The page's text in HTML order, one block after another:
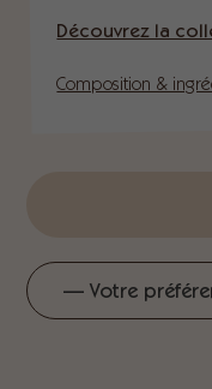
Découvrez la
Composition &